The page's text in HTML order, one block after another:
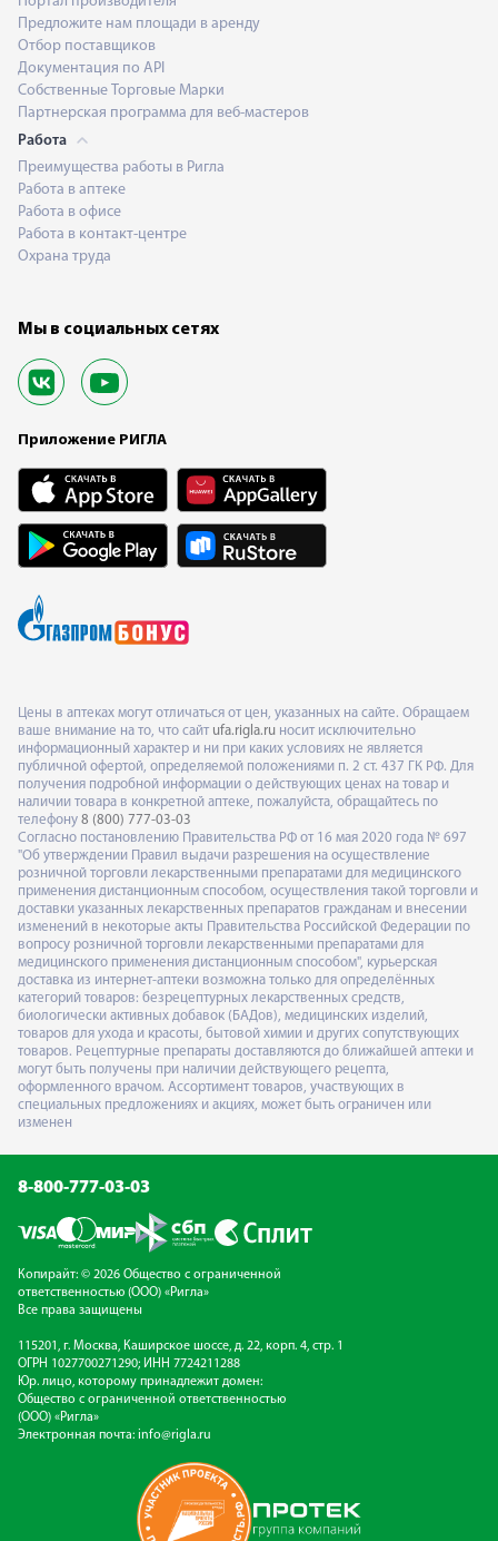
Предложите нам площади в аренду
Отбор поставщиков
Документация по API
Собственные Торговые Марки
Партнерская программа для веб-мастеров
Работа
Преимущества работы в Ригла
Работа в аптеке
Работа в офисе
Работа в контакт-центре
Охрана труда
Мы в социальных сетях
Приложение РИГЛА
Цены в аптеках могут отличаться от цен, указанных на сайте. Обращаем
ваше внимание на то, что сайт ufa.rigla.ru носит исключительно
информационный характер и ни при каких условиях не является
публичной офертой, определяемой положениями п. 2 ст. 437 ГК РФ. Для
получения подробной информации о действующих ценах на товар и
наличии товара в конкретной аптеке, пожалуйста, обращайтесь по
телефону 8 (800) 777-03-03
Согласно постановлению Правительства РФ от 16 мая 2020 года № 697
"Об утверждении Правил выдачи разрешения на осуществление
розничной торговли лекарственными препаратами для медицинского
применения дистанционным способом, осуществления такой торговли и
доставки указанных лекарственных препаратов гражданам и внесении
изменений в некоторые акты Правительства Российской Федерации по
вопросу розничной торговли лекарственными препаратами для
медицинского применения дистанционным способом", курьерская
доставка из интернет-аптеки возможна только для определённых
категорий товаров: безрецептурных лекарственных средств,
биологически активных добавок (БАДов), медицинских изделий,
товаров для ухода и красоты, бытовой химии и других сопутствующих
товаров. Рецептурные препараты доставляются до ближайшей аптеки и
могут быть получены при наличии действующего рецепта,
оформленного врачом. Ассортимент товаров, участвующих в
специальных предложениях и акциях, может быть ограничен или
изменен
8-800-777-03-03
Копирайт: © 2026 Общество с ограниченной
ответственностью (ООО) «Ригла»
Все права защищены
115201, г. Москва, Каширское шоссе, д. 22, корп. 4, стр. 1
ОГРН 1027700271290; ИНН 7724211288
Юр. лицо, которому принадлежит домен:
Общество с ограниченной ответственностью
(ООО) «Ригла»
Электронная почта: info@rigla.ru